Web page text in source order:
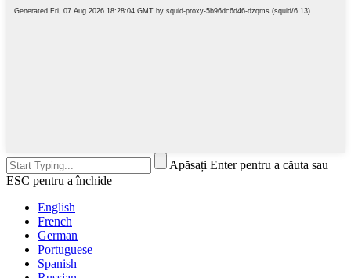
Apăsați Enter pentru a căuta sau
ESC pentru a închide
English
French
German
Portuguese
Spanish